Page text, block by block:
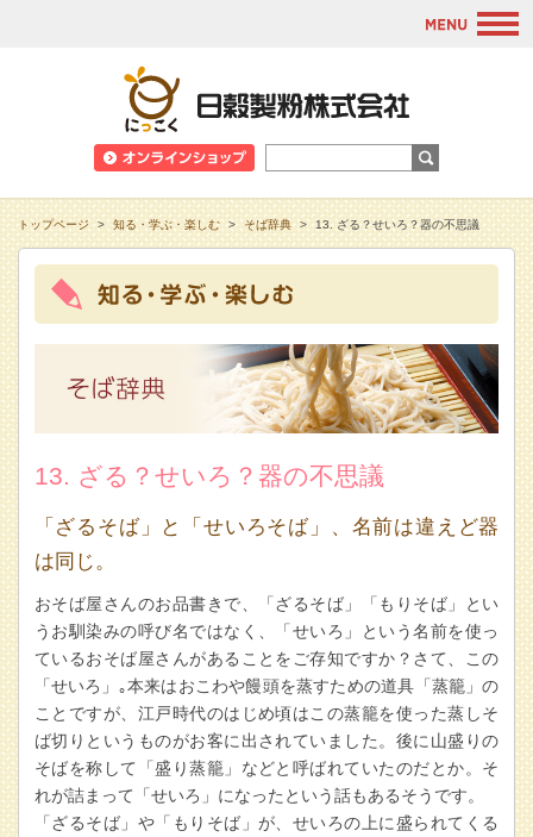
トップページ > 知る・学ぶ・楽しむ > そば辞典 > 13. ざる？せいろ？器の不思議
13. ざる？せいろ？器の不思議
「ざるそば」と「せいろそば」、名前は違えど器
は同じ。
おそば屋さんのお品書きで、「ざるそば」「もりそば」とい
うお馴染みの呼び名ではなく、「せいろ」という名前を使っ
ているおそば屋さんがあることをご存知ですか？さて、この
「せいろ」｡本来はおこわや饅頭を蒸すための道具「蒸籠」の
ことですが、江戸時代のはじめ頃はこの蒸籠を使った蒸しそ
ば切りというものがお客に出されていました。後に山盛りの
そばを称して「盛り蒸籠」などと呼ばれていたのだとか。そ
れが詰まって「せいろ」になったという話もあるそうです。
「ざるそば」や「もりそば」が、せいろの上に盛られてくる